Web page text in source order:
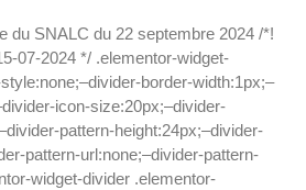
du SNALC du 22 septembre 2024 /*!
07-2024 */ .elementor-widget-
border-width:1px;–
icon-size:20px;–divider-
pattern-height:24px;–divider-
pattern-url:none;–divider-pattern-
widget-divider .elementor-